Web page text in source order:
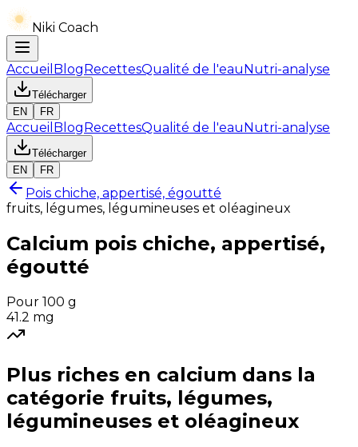
Niki Coach
Accueil BlogRecettesQualité de l'eauNutri-analyse
Télécharger
EN
FR
Accueil BlogRecettesQualité de l'eauNutri-analyse
Télécharger
EN
FR
Pois chiche, appertisé, égoutté
fruits, légumes, légumineuses et oléagineux
Calcium pois chiche, appertisé,
égoutté
Pour 100 g
41.2 mg
Plus riches en calcium dans la
catégorie fruits, légumes,
légumineuses et oléagineux